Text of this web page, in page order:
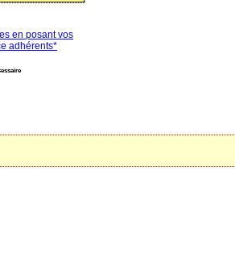
en posant vos
adhérents*